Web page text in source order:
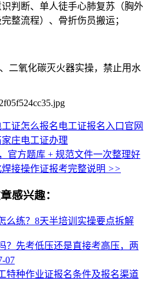
判断、单人徒手心肺复苏（胸外
整流程）、骨折伤员搬运；
二氧化碳灭火器实操，禁止用水
证怎么报名 电工证报名入口官网
家庄电工证办理
官方题库 + 规范文件一次整理好
接操作证报考完整说明 >>
感兴趣：
么练？8天半培训实操要点拆解
？先考低压还是直接考高压，两
07
特种作业证报名条件及报名渠道